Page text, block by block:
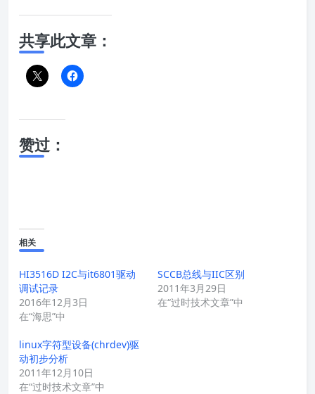
共享此文章：
赞过：
相关
HI3516D I2C与it6801驱动
调试记录
2016年12月3日
在“海思”中
SCCB总线与IIC区别
2011年3月29日
在“过时技术文章”中
linux字符型设备(chrdev)驱
动初步分析
2011年12月10日
在“过时技术文章”中